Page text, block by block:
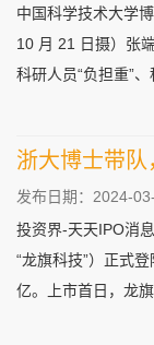
中国科学技术大学
10 月 21 日摄）张
科研人员“负担重”、
浙大博士带
发布日期：2024-
投资界-天天IPO消
“龙旗科技”）正式
亿。上市首日，龙